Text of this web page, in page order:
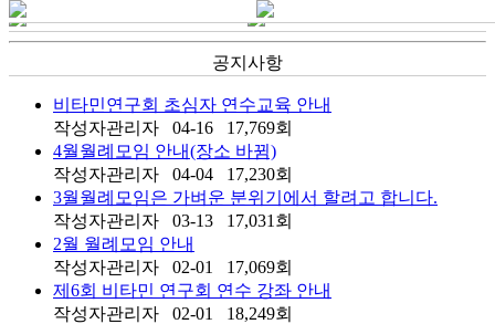
공지사항
비타민연구회 초심자 연수교육 안내
작성자관리자 04-16 17,769회
4월월례모임 안내(장소 바뀜)
작성자관리자 04-04 17,230회
3월월례모임은 가벼운 분위기에서 할려고 합니다.
작성자관리자 03-13 17,031 회
2월 월례모임 안내
작성자관리자 02-01 17,069회
제6회 비타민 연구회 연수 강좌 안내
작성자관리자 02-01 18,249회